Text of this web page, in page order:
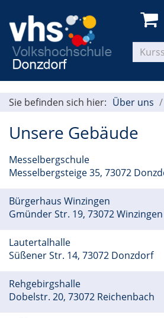
Sie befinden sich hier: Über uns
Unsere Gebäude
Messelbergschule
Messelbergsteige 35, 73072
Bürgerhaus Winzingen
Gmünder Str. 19, 73072 Winzingen
Lautertalhalle
Süßener Str. 14, 73072 Donzdorf
Rehgebirgshalle
Dobelstr. 20, 73072 Reichenbach